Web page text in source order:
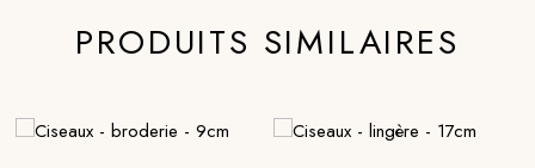
PRODUITS SIMILAIRES